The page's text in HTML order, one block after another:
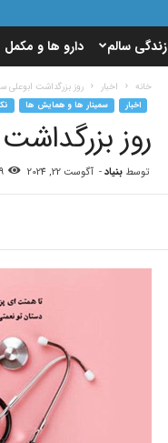
زندگی سالم دارو ها و مکمل
خانه اخبار روز بزرگداشت ابوعلی
اخبار سمینار ها و همایش ها
روز
توسط بنیاد- آگوست 22, 2024